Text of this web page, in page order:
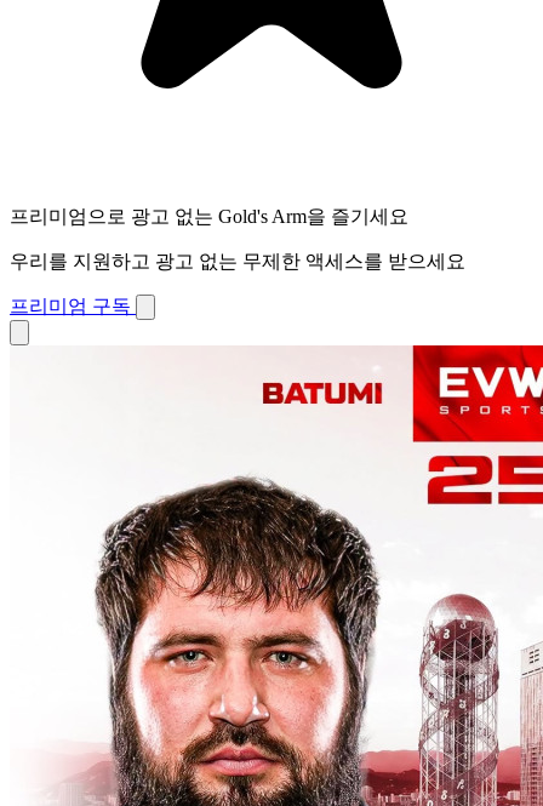
프리미엄으로 광고 없는 Gold's Arm을 즐기세요
우리를 지원하고 광고 없는 무제한 액세스를 받으세요
프리미엄 구독